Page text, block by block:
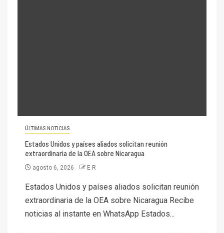
ÚLTIMAS NOTICIAS
Estados Unidos y países aliados solicitan reunión
extraordinaria de la OEA sobre Nicaragua
agosto 6, 2026 E R
Estados Unidos y países aliados solicitan reunión
extraordinaria de la OEA sobre Nicaragua Recibe
noticias al instante en WhatsApp Estados...